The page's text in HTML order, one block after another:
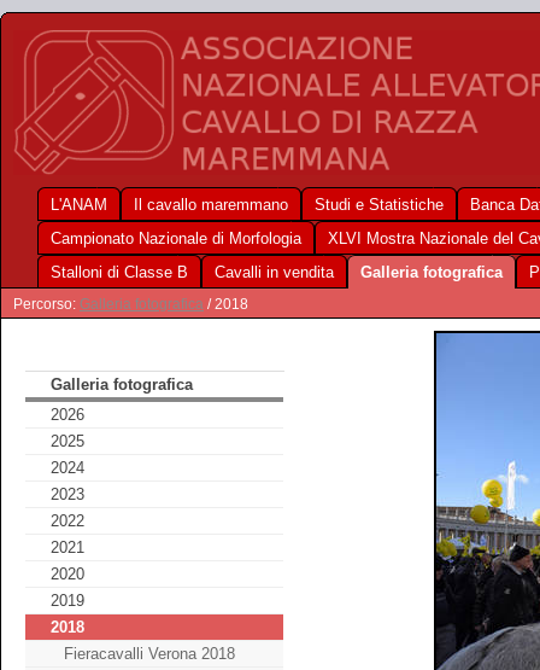
L'ANAM Il cavallo maremmano Studi e Statistiche
Banca
Campionato Nazionale di Morfologia
XLVI Mostra Nazionale del
Stalloni di Classe B
Cavalli in vendita Galleria fotografica
Percorso: Galleria fotografica / 2018
Galleria fotografica
2026
2025
2024
2023
2022
2021
2020
2019
2018
Fieracavalli Verona 2018